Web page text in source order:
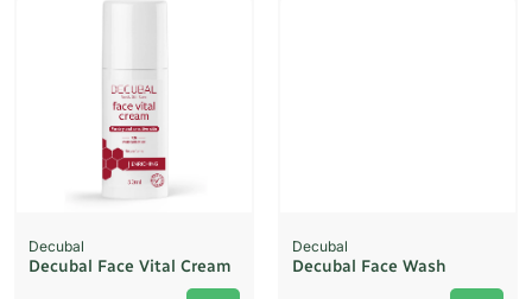
Decubal
Decubal Face Vital Cream
Decubal
Decubal Face Wash